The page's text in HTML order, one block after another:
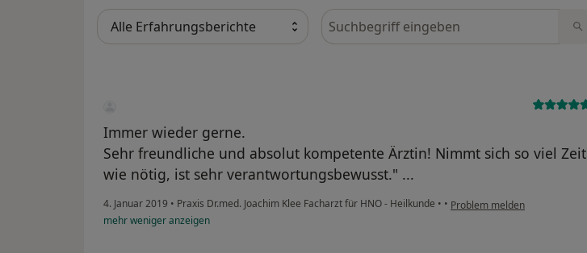
Bewertungen durchsuchen
Immer wieder gerne.
Sehr freundliche und absolut kompetente Ärztin! Nimmt sich so viel Zeit
wie nötig, ist sehr verantwortungsbewusst." ...
4. Januar 2019 • Praxis Dr.med. Joachim Klee Facharzt für HNO - Heilkunde • • Problem melden
mehrwenigeranzeigen